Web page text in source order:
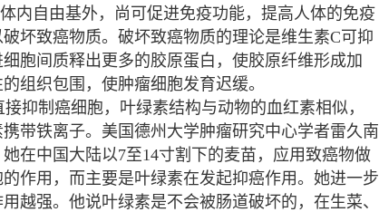
内自由基外，尚可促进免疫功能，提高人体的免疫
坏致癌物质。破坏致癌物质的理论是维生素C可抑
胞间质释出更多的胶原蛋白，使胶原纤维形成加
组织包围，使肿瘤细胞发育迟缓。
抑制癌细胞，叶绿素结构与动物的血红素相似，
带铁离子。美国德州大学肿瘤研究中心学者雷久南
在中国大陆以7至14寸割下的麦苗，应用致癌物做
作用，而主要是叶绿素在发起抑癌作用。她进一步
越强。他说叶绿素是不会被肠道破坏的，在生菜、